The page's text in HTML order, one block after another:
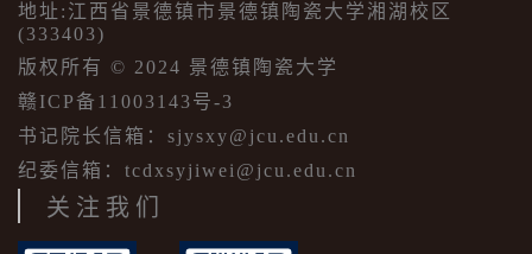
地址:江西省景德镇市景德镇陶瓷大学湘湖校区
(333403)
版权所有 © 2024 景德镇陶瓷大学
赣ICP备11003143号-3
书记院长信箱：sjysxy@jcu.edu.cn
纪委信箱：tcdxsyjiwei@jcu.edu.cn
关注我们